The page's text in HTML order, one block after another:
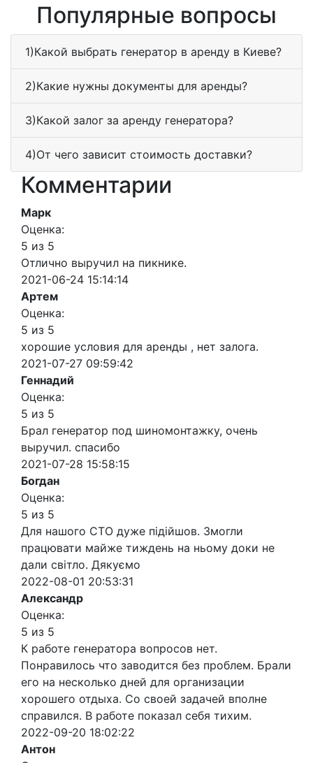
Популярные вопросы
1)Какой выбрать генератор в аренду в Киеве?
2)Какие нужны документы для аренды?
3)Какой залог за аренду генератора?
4)От чего зависит стоимость доставки?
Комментарии
Марк
Оценка:
5 из 5
Отлично выручил на пикнике.
2021-06-24 15:14:14
Артем
Оценка:
5 из 5
хорошие условия для аренды , нет залога.
2021-07-27 09:59:42
Геннадий
Оценка:
5 из 5
Брал генератор под шиномонтажку, очень
выручил. спасибо
2021-07-28 15:58:15
Богдан
Оценка:
5 из 5
Для нашого СТО дуже підійшов. Змогли
працювати майже тиждень на ньому доки не
дали світло. Дякуємо
2022-08-01 20:53:31
Александр
Оценка:
5 из 5
К работе генератора вопросов нет.
Понравилось что заводится без проблем. Брали
его на несколько дней для организации
хорошего отдыха. Со своей задачей вполне
справился. В работе показал себя тихим.
2022-09-20 18:02:22
Антон